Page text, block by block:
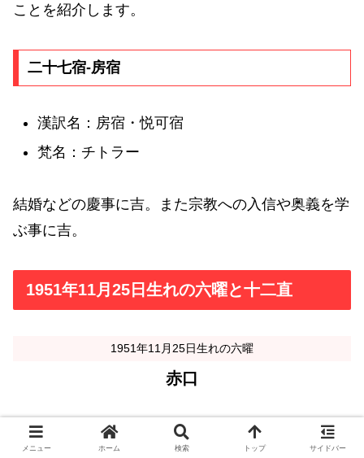
ことを紹介します。
二十七宿-房宿
漢訳名：房宿・悦可宿
梵名：チトラー
結婚などの慶事に吉。また宗教への入信や奥義を学
ぶ事に吉。
1951年11月25日生れの六曜と十二直
1951年11月25日生れの六曜
赤口
1951年11月25日生れの十二直
メニュー ホーム 検索 トップ サイドバー